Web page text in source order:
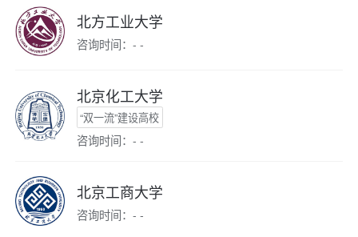
北方工业大学
咨询时间：- -
北京化工大学
“双一流”建设高校
咨询时间：- -
北京工商大学
咨询时间：- -